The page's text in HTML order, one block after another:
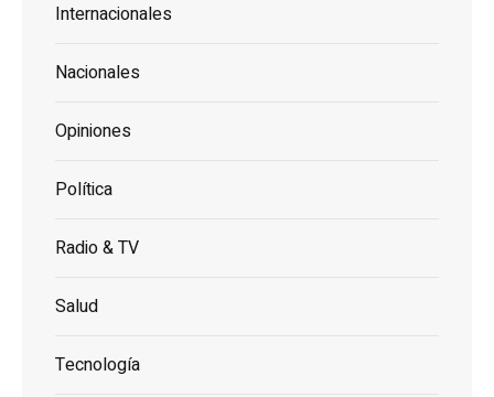
Internacionales
Nacionales
Opiniones
Política
Radio & TV
Salud
Tecnología